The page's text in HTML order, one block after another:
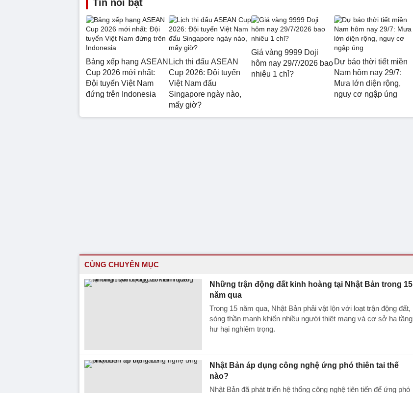
Tin nổi bật
Bảng xếp hạng ASEAN
Cup 2026 mới nhất:
Đội tuyển Việt Nam
đứng trên Indonesia
Lịch thi đấu ASEAN
Cup 2026: Đội tuyển
Việt Nam đấu
Singapore ngày nào,
mấy giờ?
Giá vàng 9999 Doji
hôm nay 29/7/2026 bao
nhiêu 1 chỉ?
Dự báo thời tiết miền
Nam hôm nay 29/7:
Mưa lớn diện rộng,
nguy cơ ngập úng
CÙNG CHUYÊN MỤC
Những trận động đất kinh hoàng tại Nhật Bản trong 15
năm qua
Trong 15 năm qua, Nhật Bản phải vật lộn với loạt trận động đất,
sóng thần mạnh khiến nhiều người thiệt mạng và cơ sở hạ tầng
hư hại nghiêm trọng.
Nhật Bản áp dụng công nghệ ứng phó thiên tai thế
nào?
Nhật Bản đã phát triển hệ thống công nghệ tiên tiến để ứng phó